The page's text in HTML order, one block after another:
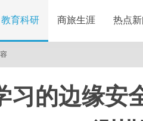
教育科研 商旅生涯 热点
习的边缘安